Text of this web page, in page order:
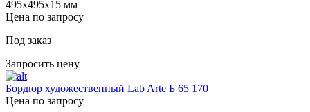
495х495х15 мм
Цена по запросу
Под заказ
Запросить цену
Бордюр художественный Lab Arte Б 65 170
Цена по запросу